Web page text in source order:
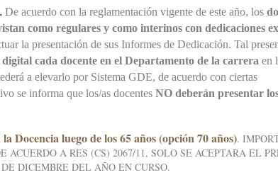
. De acuerdo con la reglamentación vigente de este año, los
como regulares y como interinos con dedicaciones
la presentación de sus Informes de Dedicación. Tal
cada docente en el Departamento de la carrera en
a elevarlo por Sistema GDE, de acuerdo con ciertas
se informa que los/as docentes NO deberán presentar
Docencia luego de los 65 años (opción 70 años).
ACUERDO A RES (CS) 2067/11, SOLO SE ACEPTARA EL
DICEMBRE DEL AÑO EN CURSO.